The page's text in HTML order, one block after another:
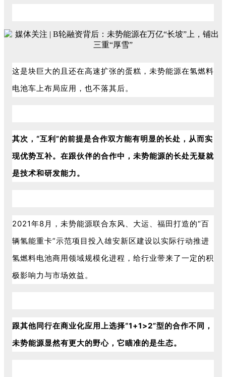
这是块巨大的且还在高速扩张的蛋糕，未势能源在氢燃料
电池车上布局应用，也不落其后。
其次，“互利”的前提是合作双方能有明显的长处，从而实
现优势互补。在跟伙伴的合作中，未势能源的长处无疑就
是技术和研发能力。
2021年8月，未势能源联合东风、大运、福田打造的“百
辆氢能重卡”示范项目投入雄安新区建设以实际行动推进
氢燃料电池商用领域规模化进程，给行业带来了一定的积
极影响力与市场效益。
跟其他同行在商业化应用上选择“1+1>2”型的合作不同，
未势能源显然有更大的野心，它瞄准的是生态。